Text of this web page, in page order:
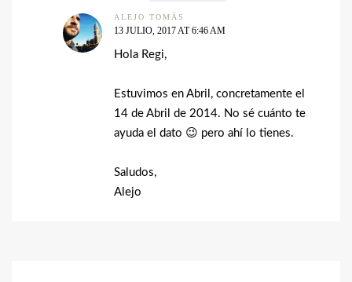
ALEJO TOMÁS
13 JULIO, 2017 AT 6:46 AM
Hola Regi,
Estuvimos en Abril, concretamente el
14 de Abril de 2014. No sé cuánto te
ayuda el dato 😉 pero ahí lo tienes.
Saludos,
Alejo